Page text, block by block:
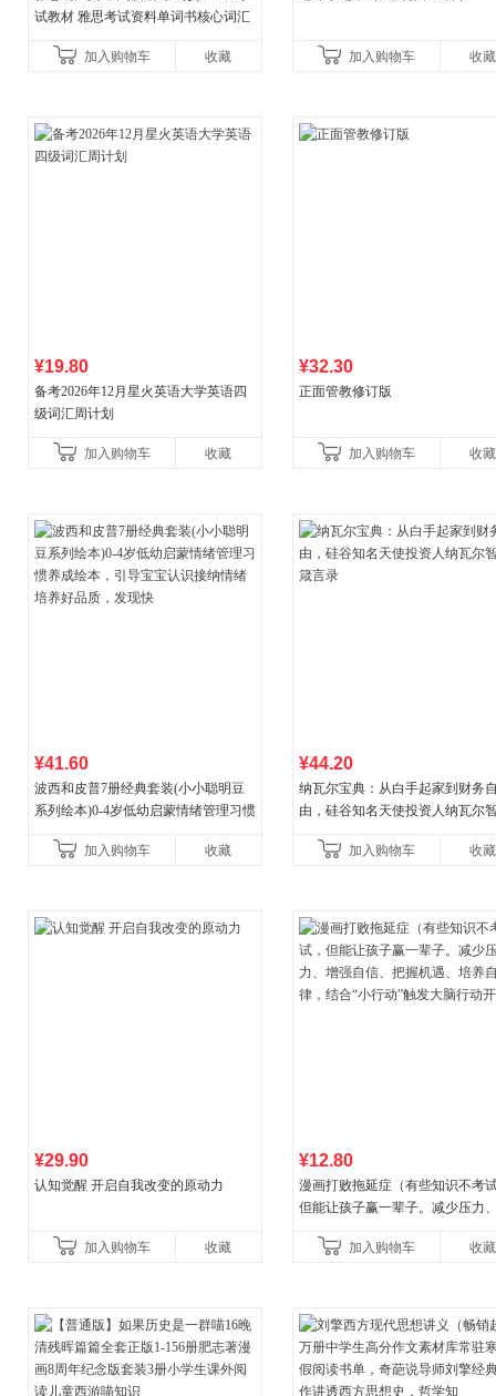
试教材 雅思考试资料单词书核心词汇
加入购物车
收藏 加入购物车 收藏
¥19.80
备考2026年12月星火英语大学英语四
级词汇周计划
加入购物车 收藏
¥32.30
正面管教修订版
加入购物车 收藏
¥41.60
波西和皮普7册经典套装(小小聪明豆
系列绘本)0-4岁低幼启蒙情绪管理习惯
养好品质，发现快
加入购物车 收藏
¥44.20
纳瓦尔宝典：从白手起家到财务
由，硅谷知名天使投资人纳瓦尔
加入购物车
收藏
¥29.90
认知觉醒 开启自我改变的原动力
加入购物车 收藏
¥12.80
漫画打败拖延症（有些知识不考
但能让孩子赢一辈子。减少压力
合“小行动”触发大脑行动开
加入购物车 收藏